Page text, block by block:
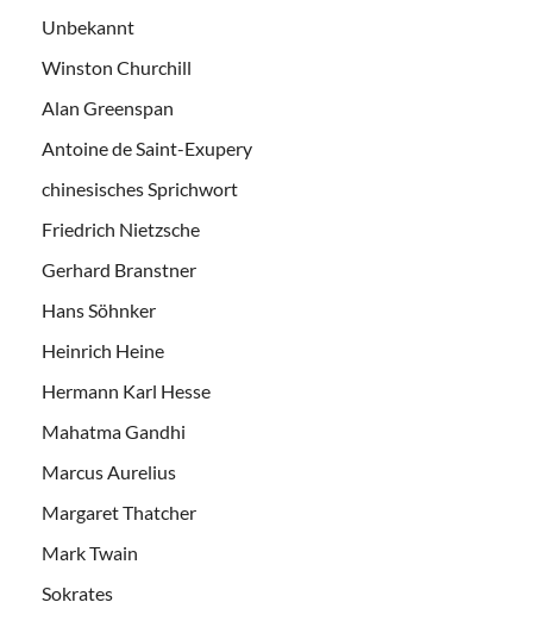
Unbekannt
Winston Churchill
Alan Greenspan
Antoine de Saint-Exupery
chinesisches Sprichwort
Friedrich Nietzsche
Gerhard Branstner
Hans Söhnker
Heinrich Heine
Hermann Karl Hesse
Mahatma Gandhi
Marcus Aurelius
Margaret Thatcher
Mark Twain
Sokrates